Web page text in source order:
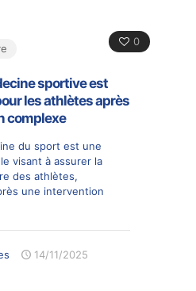
0
sportive est
les athlètes après
complexe
du sport est une
visant à assurer la
des athlètes,
une intervention
14/11/2025